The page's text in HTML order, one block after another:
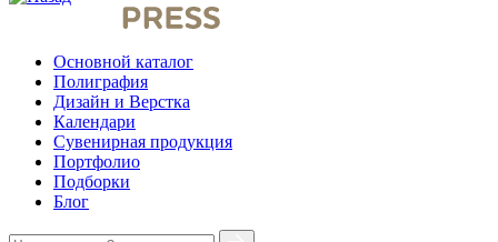
Основной каталог
Полиграфия
Дизайн и Верстка
Календари
Сувенирная продукция
Портфолио
Подборки
Блог